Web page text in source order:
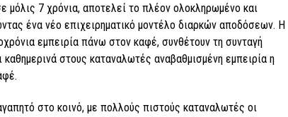
7 χρόνια, αποτελεί το πλέον ολοκληρωμένο και
ένα νέο επιχειρηματικό μοντέλο διαρκών αποδόσεων. Η
εμπειρία πάνω στον καφέ, συνθέτουν τη συνταγή
στους καταναλωτές αναβαθμισμένη εμπειρία η
στο κοινό, με πολλούς πιστούς καταναλωτές οι